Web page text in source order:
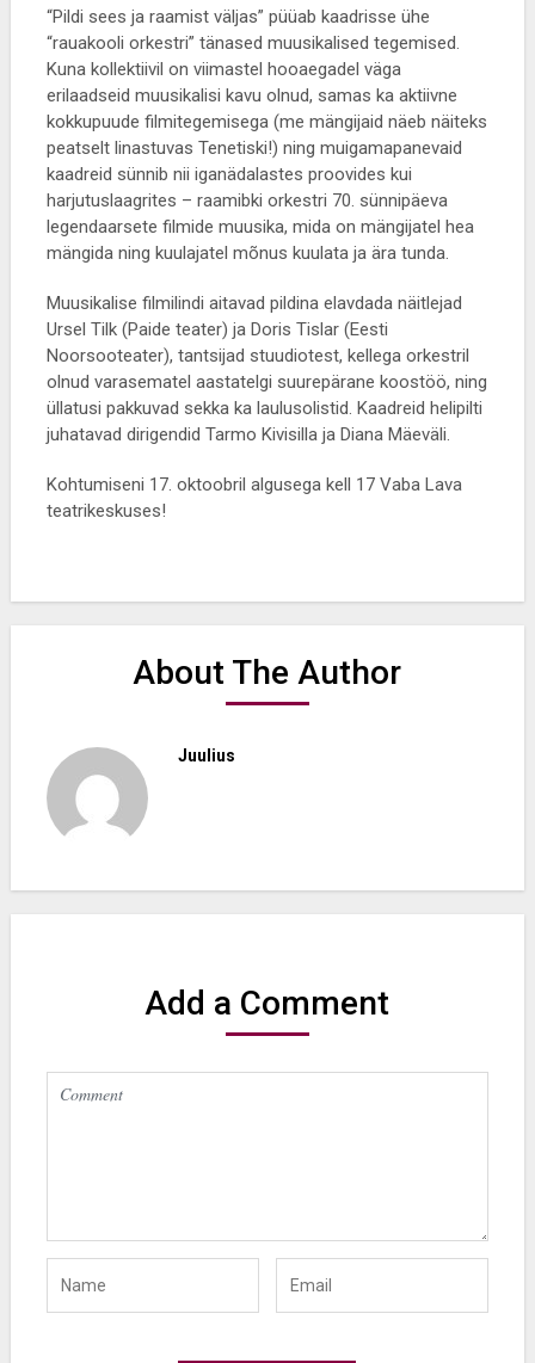
“Pildi sees ja raamist väljas” püüab kaadrisse ühe
“rauakooli orkestri” tänased muusikalised tegemised.
Kuna kollektiivil on viimastel hooaegadel väga
erilaadseid muusikalisi kavu olnud, samas ka aktiivne
kokkupuude filmitegemisega (me mängijaid näeb näiteks
peatselt linastuvas Tenetiski!) ning muigamapanevaid
kaadreid sünnib nii iganädalastes proovides kui
harjutuslaagrites – raamibki orkestri 70. sünnipäeva
legendaarsete filmide muusika, mida on mängijatel hea
mängida ning kuulajatel mõnus kuulata ja ära tunda.
Muusikalise filmilindi aitavad pildina elavdada näitlejad
Ursel Tilk (Paide teater) ja Doris Tislar (Eesti
Noorsooteater), tantsijad stuudiotest, kellega orkestril
olnud varasematel aastatelgi suurepärane koostöö, ning
üllatusi pakkuvad sekka ka laulusolistid. Kaadreid helipilti
juhatavad dirigendid Tarmo Kivisilla ja Diana Mäeväli.
Kohtumiseni 17. oktoobril algusega kell 17 Vaba Lava
teatrikeskuses!
About The Author
Juulius
Add a Comment